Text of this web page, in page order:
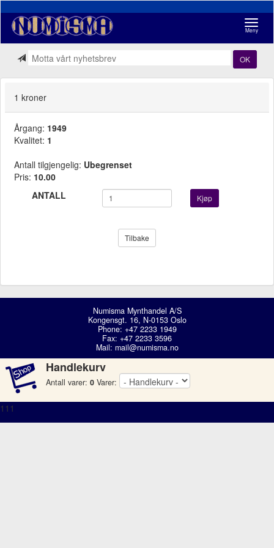
Meny
OK
1 kroner
Årgang: 1949
Kvalitet: 1
Antall tilgjengelig: Ubegrenset
Pris: 10.00
ANTALL
Kjøp
Tilbake
Numisma Mynthandel A/S
Kongensgt. 16, N-0153 Oslo
Phone: +47 2233 1949
Fax: +47 2233 3596
Mail: mail@numisma.no
Handlekurv
Antall varer: 0 Varer:
111